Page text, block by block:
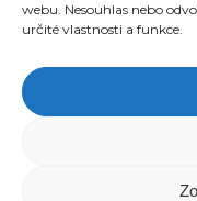
webu. Nesouhlas nebo
určité vlastnosti a funkce.
© 2026